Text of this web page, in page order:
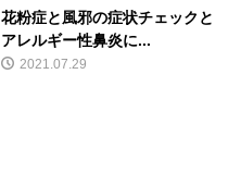
花粉症と風邪の症状チェックと
アレルギー性鼻炎に...
2021.07.29